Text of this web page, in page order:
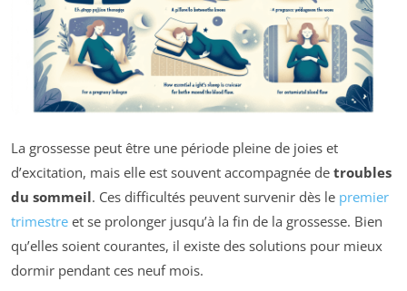
La grossesse peut être une période pleine de joies et
d’excitation, mais elle est souvent accompagnée de troubles
du sommeil. Ces difficultés peuvent survenir dès le premier
trimestre et se prolonger jusqu’à la fin de la grossesse. Bien
qu’elles soient courantes, il existe des solutions pour mieux
dormir pendant ces neuf mois.